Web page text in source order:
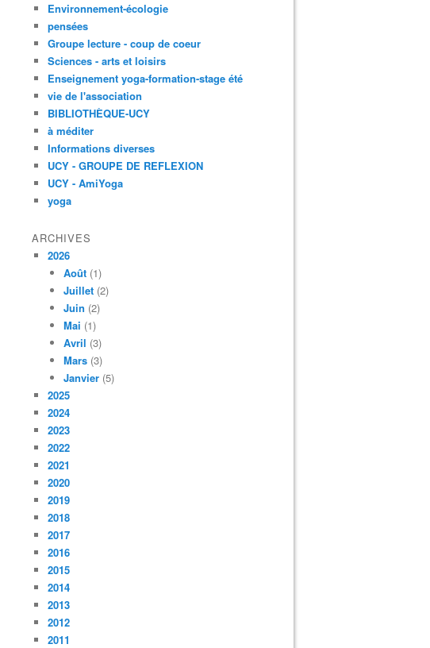
Environnement-écologie
pensées
Groupe lecture - coup de coeur
Sciences - arts et loisirs
Enseignement yoga-formation-stage été
vie de l'association
BIBLIOTHÈQUE-UCY
à méditer
Informations diverses
UCY - GROUPE DE REFLEXION
UCY - AmiYoga
yoga
ARCHIVES
2026
Août (1)
Juillet (2)
Juin (2)
Mai (1)
Avril (3)
Mars (3)
Janvier (5)
2025
2024
2023
2022
2021
2020
2019
2018
2017
2016
2015
2014
2013
2012
2011